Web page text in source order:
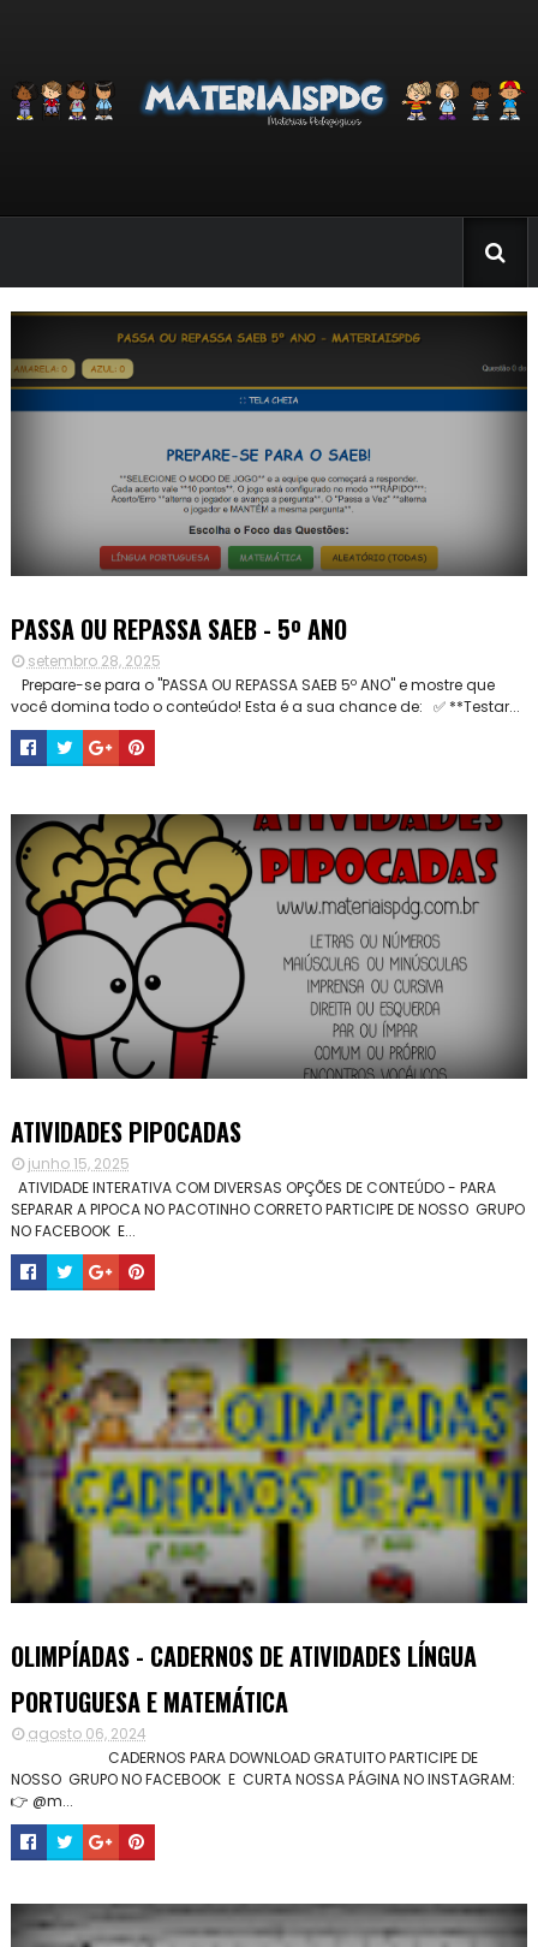
PASSA OU REPASSA SAEB - 5º ANO
setembro 28, 2025
Prepare-se para o "PASSA OU REPASSA SAEB 5º ANO" e mostre que
você domina todo o conteúdo! Esta é a sua chance de: ✅ **Testar...
ATIVIDADES PIPOCADAS
junho 15, 2025
ATIVIDADE INTERATIVA COM DIVERSAS OPÇÕES DE CONTEÚDO - PARA
SEPARAR A PIPOCA NO PACOTINHO CORRETO PARTICIPE DE NOSSO GRUPO
NO FACEBOOK E...
OLIMPÍADAS - CADERNOS DE ATIVIDADES LÍNGUA
PORTUGUESA E MATEMÁTICA
agosto 06, 2024
CADERNOS PARA DOWNLOAD GRATUITO PARTICIPE DE
NOSSO GRUPO NO FACEBOOK E CURTA NOSSA PÁGINA NO INSTAGRAM:
👉 @m...